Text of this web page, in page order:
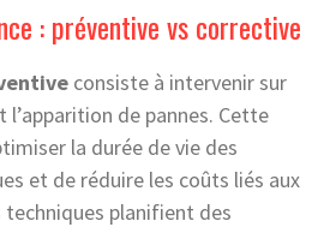
: préventive vs corrective
consiste à intervenir sur
l’apparition de pannes. Cette
la durée de vie des
et de réduire les coûts liés aux
techniques planifient des